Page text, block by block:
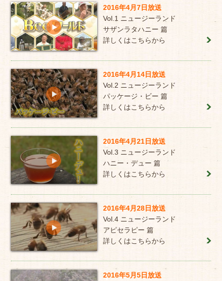
2016年4月7日放送
Vol.1 ニュージーランド
サザンラタハニー 篇
詳しくはこちらから
2016年4月14日放送
Vol.2 ニュージーランド
パッケージ・ビー 篇
詳しくはこちらから
2016年4月21日放送
Vol.3 ニュージーランド
ハニー・デュー 篇
詳しくはこちらから
2016年4月28日放送
Vol.4 ニュージーランド
アピセラピー 篇
詳しくはこちらから
2016年5月5日放送